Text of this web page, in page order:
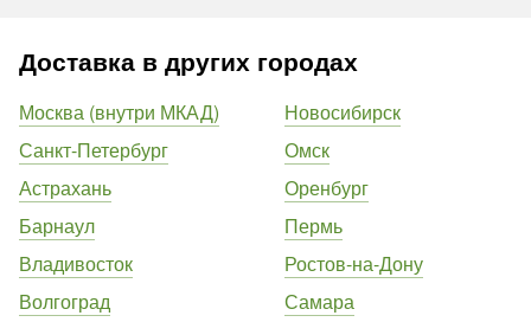
Доставка в других городах
Москва (внутри МКАД)
Санкт-Петербург
Астрахань
Барнаул
Владивосток
Волгоград
Новосибирск
Омск
Оренбург
Пермь
Ростов-на-Дону
Самара